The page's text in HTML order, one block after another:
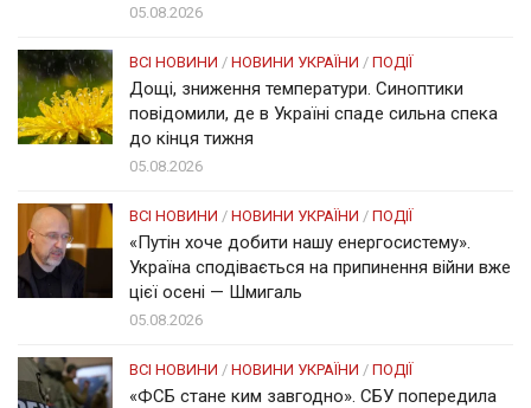
05.08.2026
ВСІ НОВИНИ / НОВИНИ УКРАЇНИ / ПОДІЇ
Дощі, зниження температури. Синоптики
повідомили, де в Україні спаде сильна спека
до кінця тижня
05.08.2026
ВСІ НОВИНИ / НОВИНИ УКРАЇНИ / ПОДІЇ
«Путін хоче добити нашу енергосистему».
Україна сподівається на припинення війни вже
цієї осені — Шмигаль
05.08.2026
ВСІ НОВИНИ / НОВИНИ УКРАЇНИ / ПОДІЇ
«ФСБ стане ким завгодно». СБУ попередила